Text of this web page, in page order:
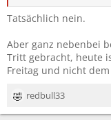
Tatsächlich nein.
Aber ganz nebenbei
Tritt gebracht, heute
Freitag und nicht dem
R
e
redbull33